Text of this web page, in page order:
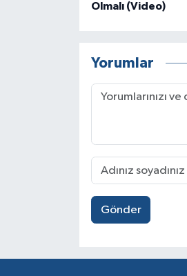
Olmalı (Video)
Yorumlar
Gönder